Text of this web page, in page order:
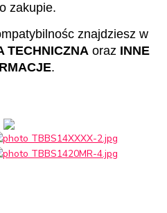
zakupie.
znajdziesz w
TECHNICZNAoraz INNE
.